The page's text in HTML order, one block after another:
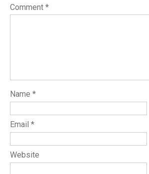
Comment *
Name *
Email *
Website